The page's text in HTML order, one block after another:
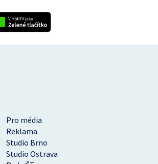
Pro média
Reklama
Studio Brno
Studio Ostrava